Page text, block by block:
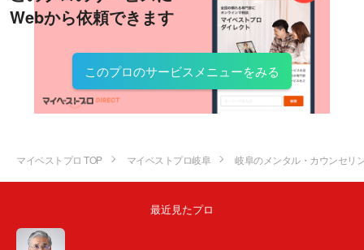
Webから依頼できます
このプロのサービスメニューをみる
マイベストプロ TOP マイベストプロ岐阜 岐阜のメンタル・カウンセリ
最近見たプロ